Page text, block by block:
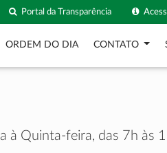
Portal da Transparência
ORDEM DO DIA CONTATO
à Quinta-feira, das 7h às